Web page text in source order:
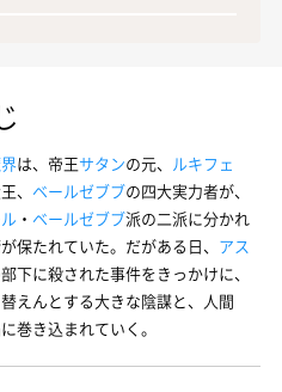
は、帝王サタンの元、 ルキフェ
、 ベールゼブブの四大実力者が、
・ ベールゼブブ派の二派に分かれ
保たれていた。だがある日、 アス
下に殺された事件をきっかけに、
えんとする大きな陰謀と、人間
巻き込まれていく。